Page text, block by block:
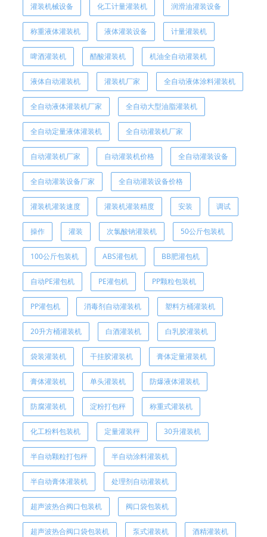
灌装机械设备 化工计量灌装机 润滑油灌装设备
称重液体灌装机 液体灌装设备 计量灌装机
啤酒灌装机 醋酸灌装机 机油全自动灌装机
液体自动灌装机 灌装机厂家 全自动液体涂料灌装机
全自动液体灌装机厂家 全自动大型油脂灌装机
全自动定量液体灌装机 全自动灌装机厂家
自动灌装机厂家 自动灌装机价格 全自动灌装设备
全自动灌装设备厂家 全自动灌装设备价格
灌装机灌装速度 灌装机灌装精度 安装 调试
操作 灌装 次氯酸钠灌装机 50公斤包装机
100公斤包装机 ABS灌包机 BB肥灌包机
自动PE灌包机 PE灌包机 PP颗粒包装机
PP灌包机 消毒剂自动灌装机 塑料方桶灌装机
20升方桶灌装机 白酒灌装机 白乳胶灌装机
袋装灌装机 干挂胶灌装机 膏体定量灌装机
膏体灌装机 单头灌装机 防爆液体灌装机
防腐灌装机 淀粉打包秤 称重式灌装机
化工粉料包装机 定量灌装秤 30升灌装机
半自动颗粒打包秤 半自动涂料灌装机
半自动膏体灌装机 处理剂自动灌装机
超声波热合阀口包装机 阀口袋包装机
超声波热合阀口袋包装机 泵式灌装机 酒精灌装机